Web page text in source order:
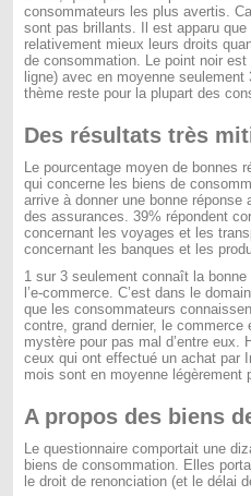
consommateurs les plus avertis.
sont pas brillants. Il est apparu
relativement mieux leurs droits
de consommation. Le point noir est
ligne) avec en moyenne
thème reste pour la plupart des
Des résultats très
Le pourcentage moyen de bonnes
qui concerne les biens de
arrive à donner une bonne
des assurances. 39% répondent
concernant les voyages et les
concernant les banques et les
1 sur 3 seulement connaît la
l’e-commerce. C’est dans le
que les consommateurs
contre, grand dernier, le commerce
mystère pour pas mal d’entre eux.
ceux qui ont effectué un achat par
mois sont en moyenne légèrement
A propos des biens
Le questionnaire comportait une
biens de consommation. Elles
le droit de renonciation (et le délai